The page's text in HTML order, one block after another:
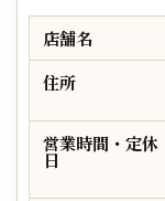
店舗名
住所
営業時間・定休
日